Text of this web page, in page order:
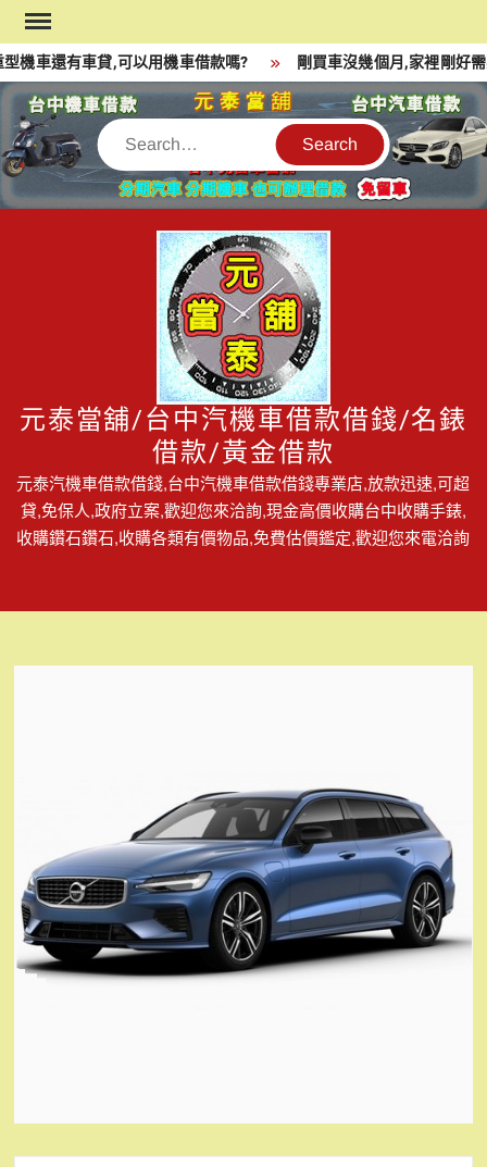
Skip
to
content
機車還有車貸,可以用機車借款嗎? 剛買車沒幾個月,家裡剛好
Search
元泰當舖/台中汽機車借款借錢/名錶
借款/黃金借款
元泰汽機車借款借錢,台中汽機車借款借錢專業店,放款迅速,可超
貸,免保人,政府立案,歡迎您來洽詢,現金高價收購台中收購手錶,
收購鑽石鑽石,收購各類有價物品,免費估價鑑定,歡迎您來電洽詢